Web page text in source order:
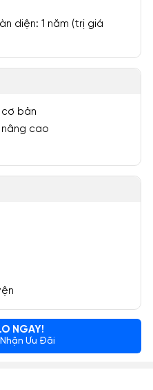
diện: 1 năm (trị giá
cơ bản
nâng cao
NGAY!
Ưu Đãi